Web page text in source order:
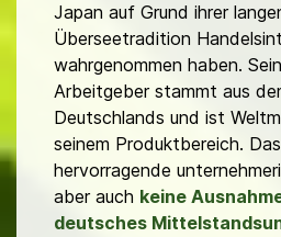
Japan auf Grund ihrer
Überseetradition
wahrgenommen haben. Sein
Arbeitgeber stammt aus
Deutschlands und ist
seinem Produktbereich.
hervorragende
aber auch keine
deutsches